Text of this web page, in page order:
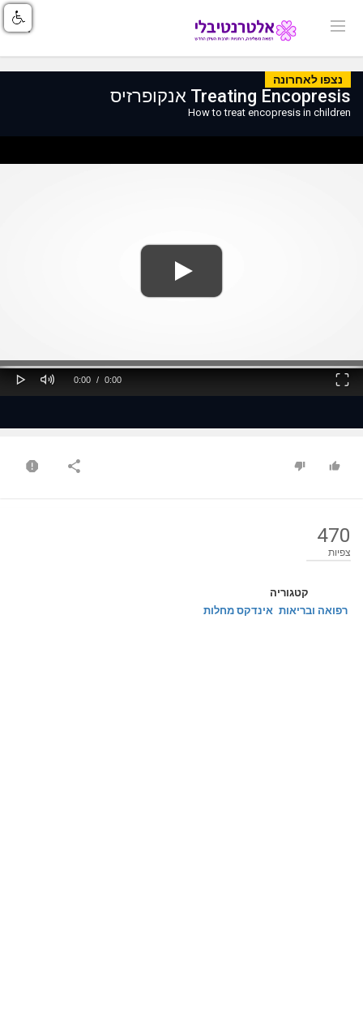
נצפו לאחרונה
Treating Encopresis אנקופרזיס
How to treat encopresis in children
Play Mute
Current
0:00 /
Duration
0:00
Fullscreen
470
צפיות
קטגוריה
רפואה ובריאות אינדקס מחלות